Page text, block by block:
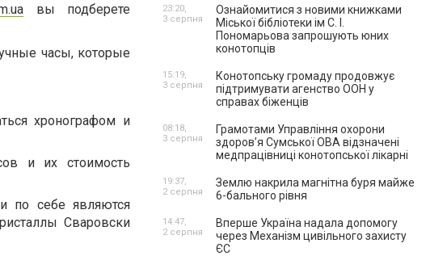
вы подберете
часы, которые
хронографом и
и их стоимость
по себе являются
Сваровски
Ознайомитися з новими книжками
Міської бібліотеки ім С. І.
Пономарьова запрошують юних
конотопців
23:20,
3 серпня
Конотопську громаду продовжує
підтримувати агенство ООН у
справах біженців
15:19,
3 серпня
Грамотами Управління охорони
здоров’я Сумської ОВА відзначені
медпрацівниці конотопської лікарні
08:18,
3 серпня
Землю накрила магнітна буря майже
6-бального рівня
19:37,
2 серпня
Вперше Україна надала допомогу
через Механізм цивільного захисту
ЄС
14:47,
2 серпня